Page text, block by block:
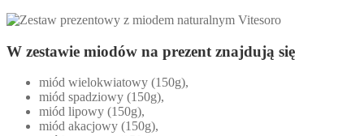
W zestawie miodów na prezent znajdują się
miód wielokwiatowy (150g),
miód spadziowy (150g),
miód lipowy (150g),
miód akacjowy (150g),